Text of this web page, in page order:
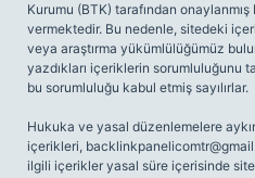
Kurumu (BTK) tarafından
vermektedir. Bu nedenle, sitedeki
veya araştırma yükümlülüğümüz
yazdıkları içeriklerin sorumluluğunu
bu sorumluluğu kabul etmiş sayılırlar.
Hukuka ve yasal düzenlemelere
içerikleri,
ilgili içerikler yasal süre içerisinde